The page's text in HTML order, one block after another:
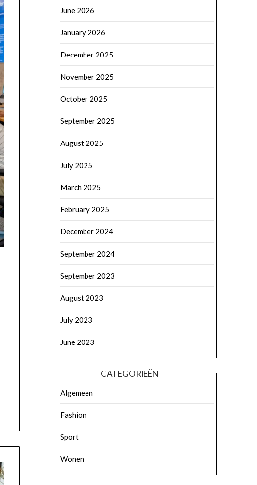
June 2026
January 2026
December 2025
November 2025
October 2025
September 2025
August 2025
July 2025
March 2025
February 2025
December 2024
September 2024
September 2023
August 2023
July 2023
June 2023
CATEGORIEËN
Algemeen
Fashion
Sport
Wonen